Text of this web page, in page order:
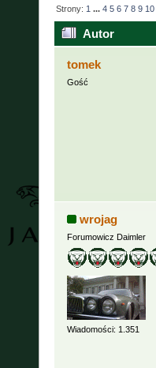
Strony: 1 ...4 5 6 7 8 9 10
Autor
tomek
Gość
wrojag
Forumowicz Daimler
Wiadomości: 1.351